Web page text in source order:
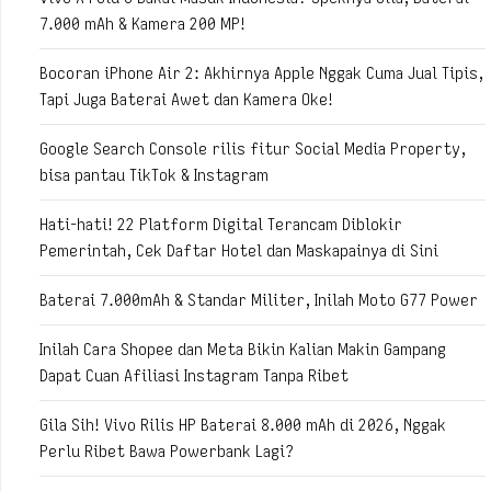
7.000 mAh & Kamera 200 MP!
Bocoran iPhone Air 2: Akhirnya Apple Nggak Cuma Jual Tipis,
Tapi Juga Baterai Awet dan Kamera Oke!
Google Search Console rilis fitur Social Media Property,
bisa pantau TikTok & Instagram
Hati-hati! 22 Platform Digital Terancam Diblokir
Pemerintah, Cek Daftar Hotel dan Maskapainya di Sini
Baterai 7.000mAh & Standar Militer, Inilah Moto G77 Power
Inilah Cara Shopee dan Meta Bikin Kalian Makin Gampang
Dapat Cuan Afiliasi Instagram Tanpa Ribet
Gila Sih! Vivo Rilis HP Baterai 8.000 mAh di 2026, Nggak
Perlu Ribet Bawa Powerbank Lagi?